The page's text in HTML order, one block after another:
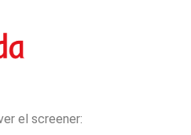
el screener: